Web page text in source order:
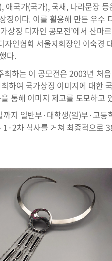
애국가(국가), 국새, 나라문장 등
징이다. 이를 활용해 만든 우수
상징 디자인 공모전’에서 산마
자인협회 서울지회장인 이숙경
다.
최하는 이 공모전은 2003년 처
하여 국가상징 이미지에 대한
통해 이미지 제고를 도모하고
지 일반부·대학생(원)부·고등
1·2차 심사를 거쳐 최종적으로